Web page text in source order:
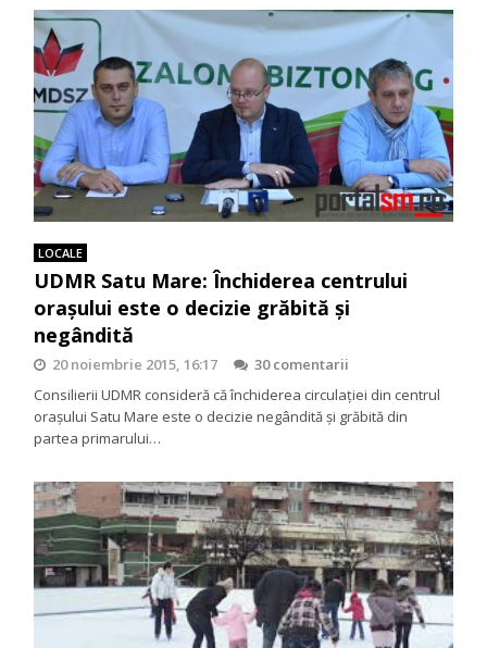
LOCALE
UDMR Satu Mare: Închiderea centrului
orașului este o decizie grăbită și
negândită
20 noiembrie 2015, 16:17
30 comentarii
Consilierii UDMR consideră că închiderea circulației din centrul
orașului Satu Mare este o decizie negândită și grăbită din
partea primarului…